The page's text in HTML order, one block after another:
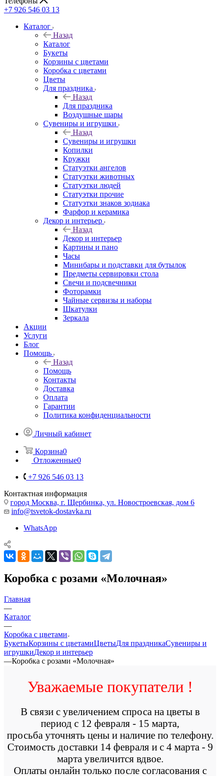
+7 926 546 03 13
Каталог
Назад
Каталог
Букеты
Корзины с цветами
Коробка с цветами
Цветы
Для праздника
Назад
Для праздника
Воздушные шары
Сувениры и игрушки
Назад
Сувениры и игрушки
Копилки
Кружки
Статуэтки ангелов
Статуэтки животных
Статуэтки людей
Статуэтки прочие
Статуэтки знаков зодиака
Фарфор и керамика
Декор и интерьер
Назад
Декор и интерьер
Картины и пано
Часы
Минибары и подставки для бутылок
Предметы сервировки стола
Свечи и подсвечники
Фоторамки
Чайные сервизы и наборы
Шкатулки
Зеркала
Акции
Услуги
Блог
Помощь
Назад
Помощь
Контакты
Доставка
Оплата
Гарантии
Политика конфиденциальности
Личный кабинет
Корзина0
Отложенные0
+7 926 546 03 13
Контактная информация
город Москва, г. Щербинка, ул. Новостроевская, дом 6
info@tsvetok-dostavka.ru
WhatsApp
Коробка с розами «Молочная»
Главная
—
Каталог
—
Коробка с цветами
БукетыКорзины с цветамиЦветыДля праздникаСувениры и
игрушкиДекор и интерьер
—Коробка с розами «Молочная»
Уважаемые покупатели !
В связи с увеличением спроса на цветы в
период с 12 февраля - 15 марта,
просьба уточнять цены и наличие по телефону.
Стоимость доставки 14 февраля и с 4 марта - 9
марта увеличится вдвое.
Оплаты онлайн только после согласования с